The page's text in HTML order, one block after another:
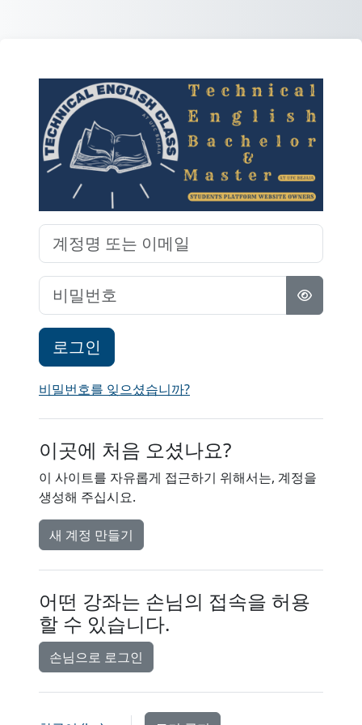
Technical
계정명 또는 이메일
비밀번호
로그인
비밀번호를 잊으셨습니까?
이곳에 처음 오셨나요?
이 사이트를 자유롭게 접근하기 위해서는, 계정을
생성해 주십시요.
새 계정 만들기
어떤 강좌는 손님의 접속을 허용
할 수 있습니다.
손님으로 로그인